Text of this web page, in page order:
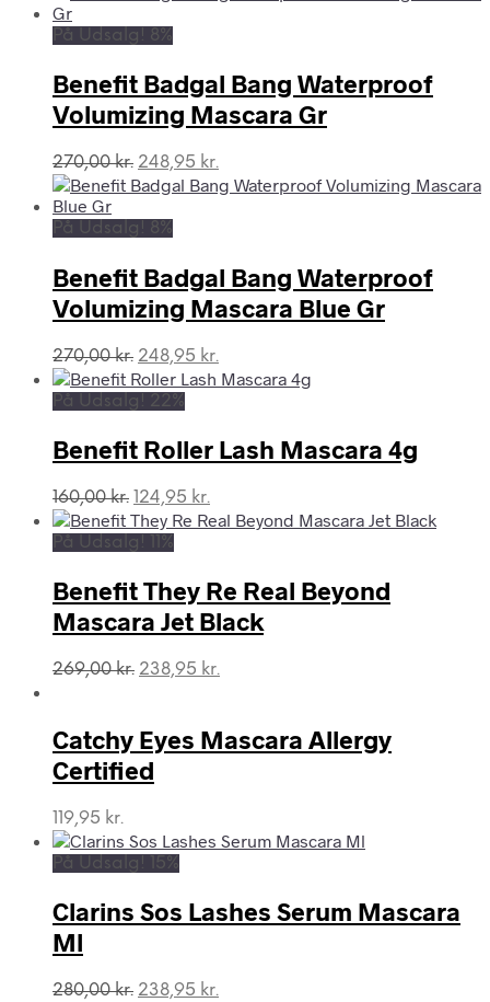
var:
På Udsalg! 8%
Benefit Badgal Bang Waterproof
Volumizing Mascara Gr
270,00kr. Den
oprindelige
var:
248,95 kr.
aktuelle
På Udsalg! 8%
Benefit Badgal Bang Waterproof
Volumizing Mascara Blue Gr
270,00kr. Den
oprindelige
pris
270,00 kr..
248,95 kr.
aktuelle
248,95 kr..
På Udsalg! 22%
Benefit Roller Lash Mascara 4g
160,00kr. Den
oprindelige
pris
160,00 kr..
124,95 kr.
aktuelle
124,95 kr..
På Udsalg! 11%
Benefit They Re Real Beyond
Mascara Jet Black
269,00kr. Den
var:
269,00 kr..
238,95 kr.
er:
238,95 kr..
Catchy Eyes Mascara Allergy
Certified
119,95 kr.
På Udsalg! 15%
Clarins Sos Lashes Serum Mascara
Ml
280,00kr. Den
238,95 kr.